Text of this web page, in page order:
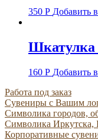
350 Р Добавить
Шкатулка
160 Р Добавить
Работа под заказ
Сувениры с Вашим
Символика городов,
Символика Иркутска,
Корпоративные